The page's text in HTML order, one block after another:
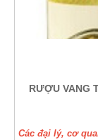
RƯỢU VANG
Các đại lý, cơ